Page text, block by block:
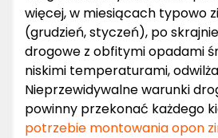
więcej, w miesiącach typowo
(grudzień, styczeń), po
drogowe z obfitymi opadami
niskimi temperaturami,
Nieprzewidywalne warunki
powinny przekonać każdego
potrzebie montowania opon